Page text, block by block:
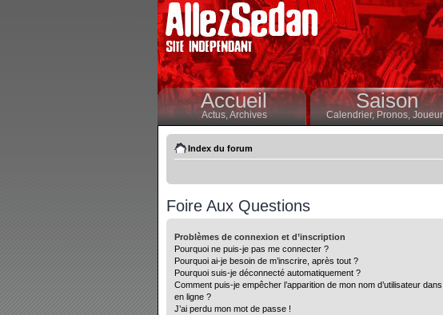
Accueil
Actus,Archives
Saison
Calendrier,Pronos,
Index du forum
Foire Aux Questions
Problèmes de connexion et d’inscription
Pourquoi ne puis-je pas me connecter ?
Pourquoi ai-je besoin de m’inscrire, après tout ?
Pourquoi suis-je déconnecté automatiquement ?
Comment puis-je empêcher l’apparition de mon nom d’utilisateur
en ligne ?
J’ai perdu mon mot de passe !